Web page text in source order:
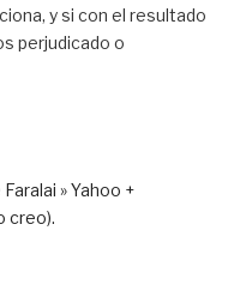
y si con el resultado
perjudicado o
» Yahoo +
creo).